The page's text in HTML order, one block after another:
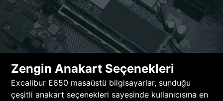
Zengin Anakart Seçenekleri
Excalibur E650 masaüstü bilgisayarlar, sunduğu
çeşitli anakart seçenekleri sayesinde kullanıcısına en